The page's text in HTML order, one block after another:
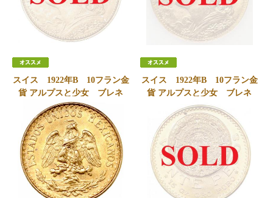
スイス 1922年B 10フラン金
貨 アルプスと少女 ブレネ
リ ヘルベティア ベルンミ
ント UNC未使用
SOLD
スイス 1922年B 10フラン金
貨 アルプスと少女 ブレネ
リ ヘルベティア ベルンミ
ントNGC MS65
SOLD